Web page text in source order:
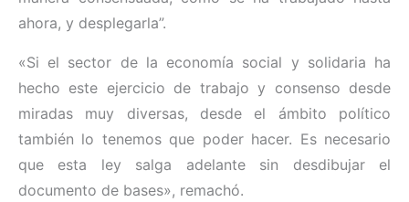
ahora, y desplegarla”.
«Si el sector de la economía social y solidaria ha
hecho este ejercicio de trabajo y consenso desde
miradas muy diversas, desde el ámbito político
también lo tenemos que poder hacer. Es necesario
que esta ley salga adelante sin desdibujar el
documento de bases», remachó.